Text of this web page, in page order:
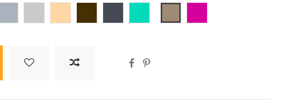
Burdeos